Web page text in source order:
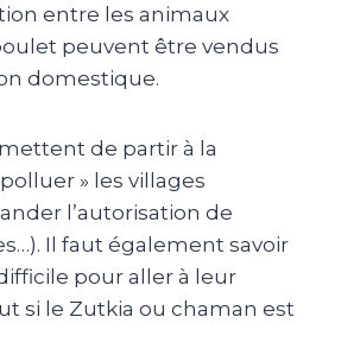
entre les animaux
peuvent être vendus
domestique.
de partir à la
» les villages
l’autorisation de
Il faut également savoir
pour aller à leur
si le Zutkia ou chaman est